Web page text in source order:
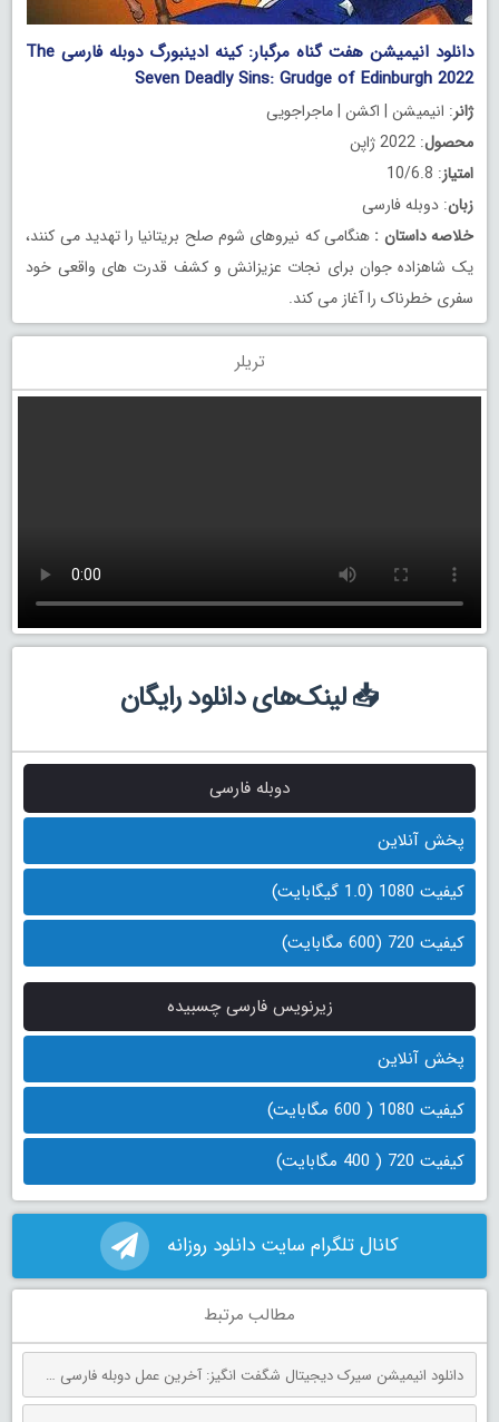
دانلود انیمیشن هفت گناه مرگبار: کینه ادینبورگ دوبله فارسی The
Seven Deadly Sins: Grudge of Edinburgh 2022
ژانر: انیمیشن | اکشن | ماجراجویی
محصول: 2022 ژاپن
امتیاز: 10/6.8
زبان: دوبله فارسی
خلاصه داستان : هنگامی که نیروهای شوم صلح بریتانیا را تهدید می کنند،
یک شاهزاده جوان برای نجات عزیزانش و کشف قدرت های واقعی خود
سفری خطرناک را آغاز می کند.
تریلر
📥 لینک‌های دانلود رایگان
دوبله فارسی
پخش آنلاین
کیفیت 1080 (1.0 گیگابایت)
کیفیت 720 (600 مگابایت)
زیرنویس فارسی چسبیده
پخش آنلاین
کیفیت 1080 ( 600 مگابایت)
کیفیت 720 ( 400 مگابایت)
کانال تلگرام سایت دانلود روزانه
مطالب مرتبط
دانلود انیمیشن سیرک دیجیتال شگفت انگیز: آخرین عمل دوبله فارسی The Amazing Digital Circus: The Last Act 2026